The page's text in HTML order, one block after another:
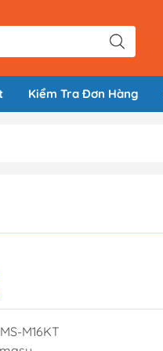
Kiểm Tra Đơn Hàng
M16KT